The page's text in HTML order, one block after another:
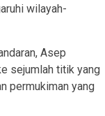
wilayah-
Asep
sejumlah titik yang
permukiman yang